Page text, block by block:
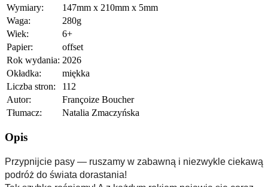
Wymiary:
147mm x 210mm x 5mm
Waga:
280g
Wiek:
6+
Papier:
offset
Rok wydania: 2026
Okładka:
miękka
Liczba stron:
112
Autor:
Françoize Boucher
Tłumacz:
Natalia Zmaczyńska
Opis
Przypnijcie pasy — ruszamy w zabawną i niezwykle ciekawą
podróż do świata dorastania!